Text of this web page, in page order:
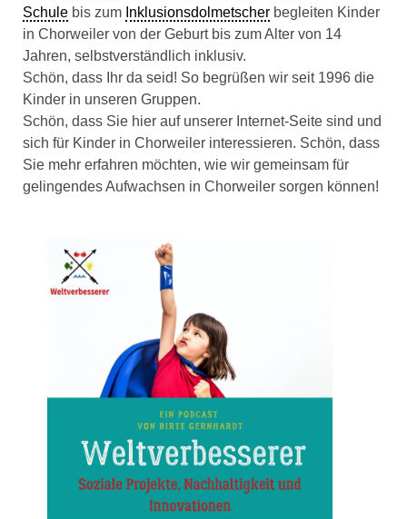
Schule bis zum Inklusionsdolmetscher begleiten Kinder
in Chorweiler von der Geburt bis zum Alter von 14
Jahren, selbstverständlich inklusiv.
Schön, dass Ihr da seid! So begrüßen wir seit 1996 die
Kinder in unseren Gruppen.
Schön, dass Sie hier auf unserer Internet-Seite sind und
sich für Kinder in Chorweiler interessieren. Schön, dass
Sie mehr erfahren möchten, wie wir gemeinsam für
gelingendes Aufwachsen in Chorweiler sorgen können!